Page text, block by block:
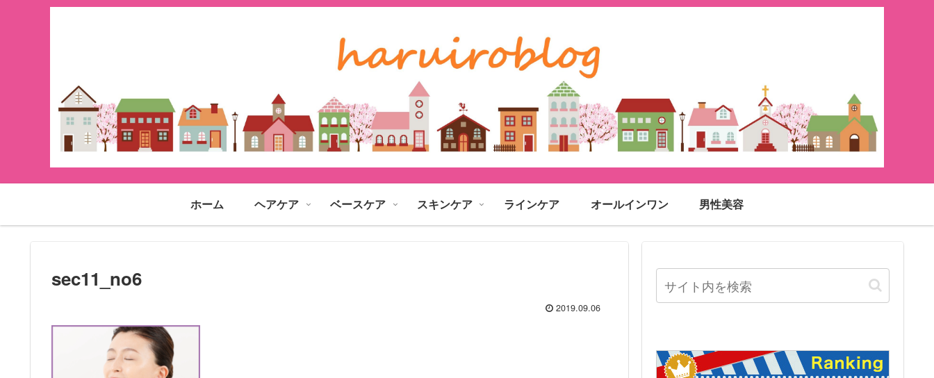
ホーム ヘアケア ベースケア スキンケア ラインケア オールインワン 男性美容
sec11_no6
2019.09.06